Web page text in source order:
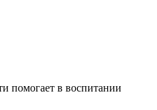
помогает в воспитании